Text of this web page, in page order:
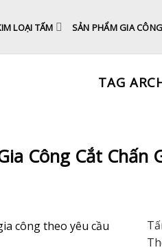
LOẠI TẤM SẢN PHẨM GIA CÔNG
TAG
Công Cắt Chấn